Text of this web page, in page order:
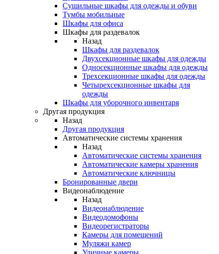
Сушильные шкафы для одежды и обуви
Тумбы мобильные
Шкафы для офиса
Шкафы для раздевалок
Назад
Шкафы для раздевалок
Двухсекционные шкафы для одежды
Односекционные шкафы для одежды
Трехсекционные шкафы для одежды
Четырехсекционные шкафы для
одежды
Шкафы для уборочного инвентаря
Другая продукция
Назад
Другая продукция
Автоматические системы хранения
Назад
Автоматические системы хранения
Автоматические камеры хранения
Автоматические ключницы
Бронированные двери
Видеонаблюдение
Назад
Видеонаблюдение
Видеодомофоны
Видеорегистраторы
Камеры для помещений
Муляжи камер
Уличные камеры